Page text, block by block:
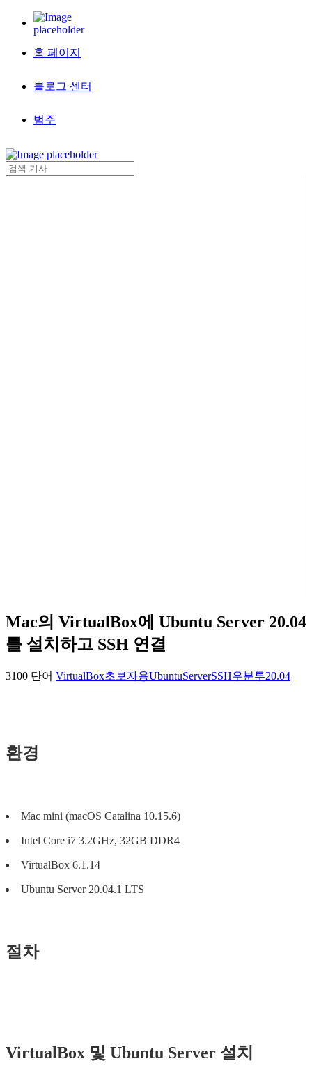
홈 페이지
블로그 센터
범주
Mac의 VirtualBox에 Ubuntu Server 20.04
를 설치하고 SSH 연결
3100 단어 VirtualBox초보자용UbuntuServerSSH우분투20.04
환경
Mac mini (macOS Catalina 10.15.6)
Intel Core i7 3.2GHz, 32GB DDR4
VirtualBox 6.1.14
Ubuntu Server 20.04.1 LTS
절차
VirtualBox 및 Ubuntu Server 설치